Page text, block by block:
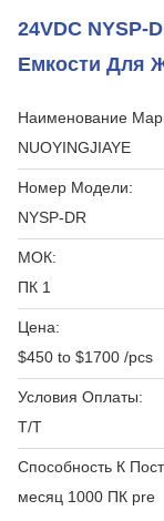
24VDC NYSP-
Емкости Для
Наименование
NUOYINGJIAYE
Номер Модели:
NYSP-DR
МОК:
ПК 1
Цена:
$450 to $1700 /pcs
Условия Оплаты:
T/T
Способность К
месяц 1000 ПК pre